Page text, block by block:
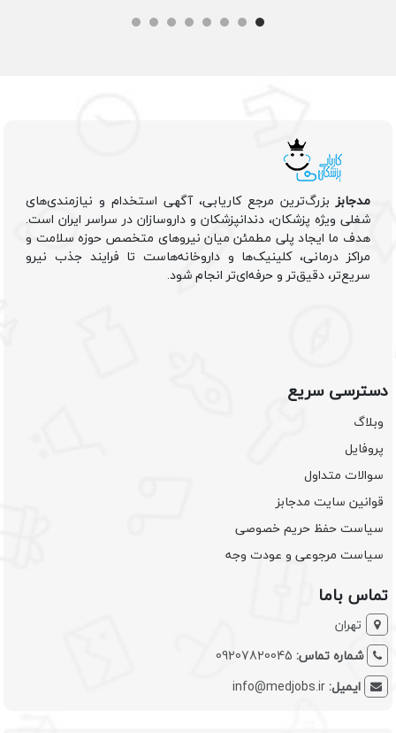
مدجابزبزرگ‌ترین مرجع کاریابی، آگهی استخدام و نیازمندی‌های
شغلی ویژه پزشکان، دندانپزشکان و داروسازان در سراسر ایران است.
هدف ما ایجاد پلی مطمئن میان نیروهای متخصص حوزه سلامت و
مراکز درمانی، کلینیک‌ها و داروخانه‌هاست تا فرایند جذب نیرو
سریع‌تر، دقیق‌تر و حرفه‌ای‌تر انجام شود.
دسترسی سریع
وبلاگ
پروفایل
سوالات متداول
قوانین سایت مدجابز
سیاست حفظ حریم خصوصی
سیاست مرجوعی و عودت وجه
تماس باما
تهران
شماره تماس: 09207820045
ایمیل:info@medjobs.ir